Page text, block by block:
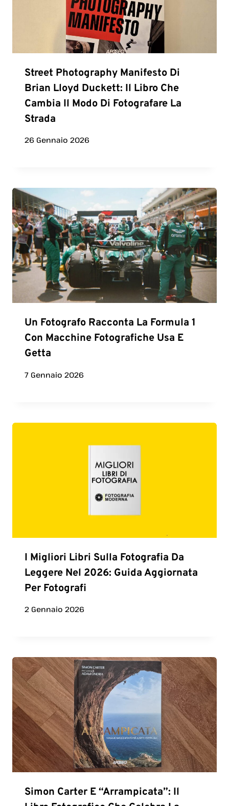
Street Photography Manifesto Di
Brian Lloyd Duckett: Il Libro Che
Cambia Il Modo Di Fotografare La
Strada
26 Gennaio 2026
Un Fotografo Racconta La Formula 1
Con Macchine Fotografiche Usa E
Getta
7 Gennaio 2026
I Migliori Libri Sulla Fotografia Da
Leggere Nel 2026: Guida Aggiornata
Per Fotografi
2 Gennaio 2026
Simon Carter E “Arrampicata”: Il